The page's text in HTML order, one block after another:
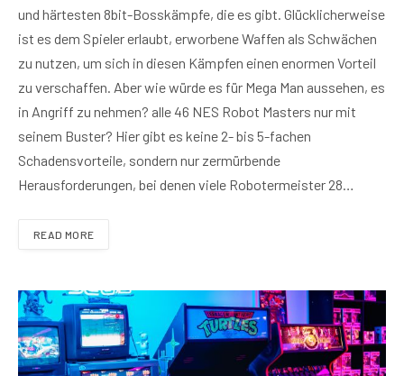
und härtesten 8bit-Bosskämpfe, die es gibt. Glücklicherweise
ist es dem Spieler erlaubt, erworbene Waffen als Schwächen
zu nutzen, um sich in diesen Kämpfen einen enormen Vorteil
zu verschaffen. Aber wie würde es für Mega Man aussehen, es
in Angriff zu nehmen? alle 46 NES Robot Masters nur mit
seinem Buster? Hier gibt es keine 2- bis 5-fachen
Schadensvorteile, sondern nur zermürbende
Herausforderungen, bei denen viele Robotermeister 28…
READ MORE